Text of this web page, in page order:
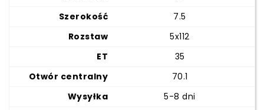
7.5
5x112
35
70.1
5-8 dni